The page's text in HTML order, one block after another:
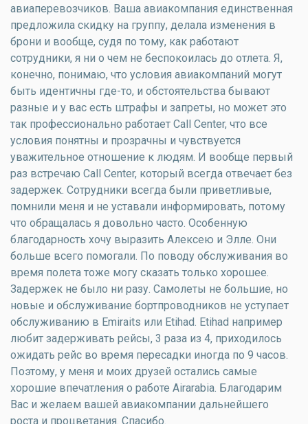
авиаперевозчиков. Ваша авиакомпания единственная
предложила скидку на группу, делала изменения в
брони и вообще, судя по тому, как работают
сотрудники, я ни о чем не беспокоилась до отлета. Я,
конечно, понимаю, что условия авиакомпаний могут
быть идентичны где-то, и обстоятельства бывают
разные и у вас есть штрафы и запреты, но может это
так профессионально работает Call Center, что все
условия понятны и прозрачны и чувствуется
уважительное отношение к людям. И вообще первый
раз встречаю Call Center, который всегда отвечает без
задержек. Сотрудники всегда были приветливые,
помнили меня и не уставали информировать, потому
что обращалась я довольно часто. Особенную
благодарность хочу выразить Алексею и Элле. Они
больше всего помогали. По поводу обслуживания во
время полета тоже могу сказать только хорошее.
Задержек не было ни разу. Самолеты не большие, но
новые и обслуживание бортпроводников не уступает
обслуживанию в Emiraits или Etihad. Etihad например
любит задерживать рейсы, 3 раза из 4, приходилось
ожидать рейс во время пересадки иногда по 9 часов.
Поэтому, у меня и моих друзей остались самые
хорошие впечатления о работе Airarabia. Благодарим
Вас и желаем вашей авиакомпании дальнейшего
роста и процветания. Спасибо.